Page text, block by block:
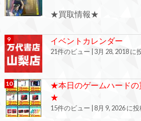
★買取情報★
イベントカレンダー
21件のビュー 3月 28, 2018 に
★本日のゲームハードの
★
15件のビュー 8月 9, 2026 に